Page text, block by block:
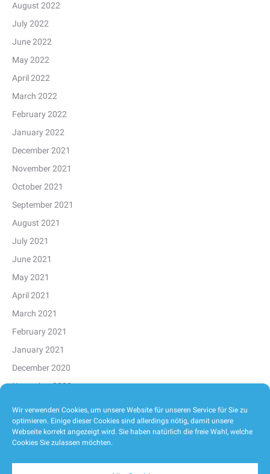
Wir verwenden Cookies, um unsere Website für unseren Service für Sie zu
optimieren. Einige dieser Cookies sind allerdings nötig, damit unsere
Webseite korrekt angezeigt wird. Sie haben natürlich die freie Wahl, welche
Cookies Sie zulassen möchten.
August 2022
July 2022
June 2022
May 2022
April 2022
March 2022
February 2022
January 2022
December 2021
November 2021
October 2021
September 2021
August 2021
July 2021
June 2021
May 2021
April 2021
March 2021
February 2021
January 2021
December 2020
November 2020
September 2020
August 2020